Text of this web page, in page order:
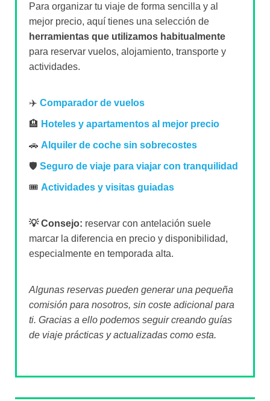
Para organizar tu viaje de forma sencilla y al
mejor precio, aquí tienes una selección de
herramientas que utilizamos habitualmente
para reservar vuelos, alojamiento, transporte y
actividades.
✈️ Comparador de vuelos
🏨 Hoteles y apartamentos al mejor precio
🚗 Alquiler de coche sin sobrecostes
🛡️ Seguro de viaje para viajar con tranquilidad
🎟️ Actividades y visitas guiadas
💡 Consejo: reservar con antelación suele
marcar la diferencia en precio y disponibilidad,
especialmente en temporada alta.
Algunas reservas pueden generar una pequeña
comisión para nosotros, sin coste adicional para
ti. Gracias a ello podemos seguir creando guías
de viaje prácticas y actualizadas como esta.